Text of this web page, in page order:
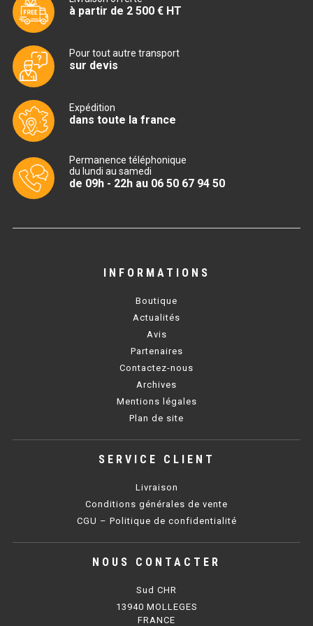
CUISINIÈRE 700 GAZ
CUISINIÈRE 600 ÉLECTRIQUE
CUISINIÈRE 900 ÉLECTRIQUE
BAIN MARIE 700 ÉLECTRIQUE
BAIN MARIE 900 ÉLECTRIQUE
CHAUFFE FRITES SÉRIE UOC
PLAQUE DE CUISSON
PLAQUE 650 GAZ
à partir de 2 500 € HT
Pour tout autre transport
sur devis
Expédition
dans toute la france
Permanence téléphonique
du lundi au samedi
de 09h - 22h au 06 50 67 94 50
INFORMATIONS
Boutique
Actualités
Avis
Partenaires
Contactez-nous
Archives
Mentions légales
Plan de site
SERVICE CLIENT
Livraison
Conditions générales de vente
CGU – Politique de confidentialité
NOUS CONTACTER
Sud CHR
13940 MOLLEGES
FRANCE